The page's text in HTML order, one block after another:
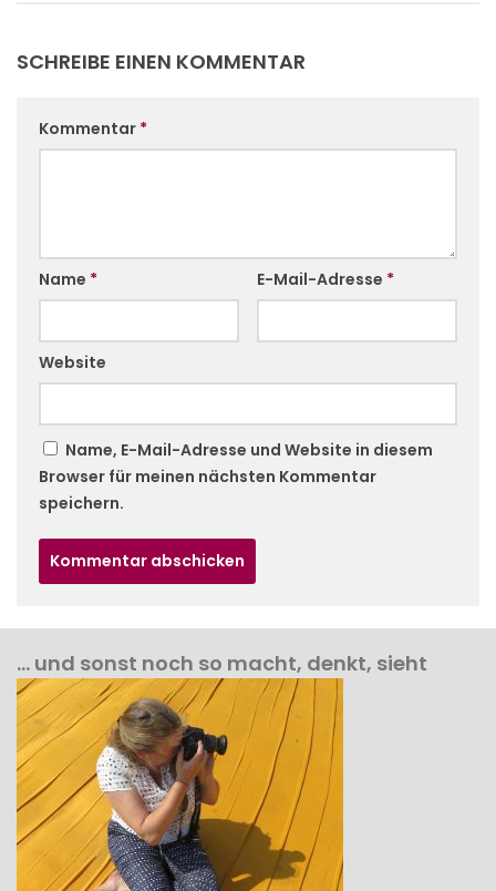
SCHREIBE EINEN KOMMENTAR
Kommentar *
Name * E-Mail-Adresse *
Website
Name, E-Mail-Adresse und Website in diesem
Browser für meinen nächsten Kommentar
speichern.
… und sonst noch so macht, denkt, sieht